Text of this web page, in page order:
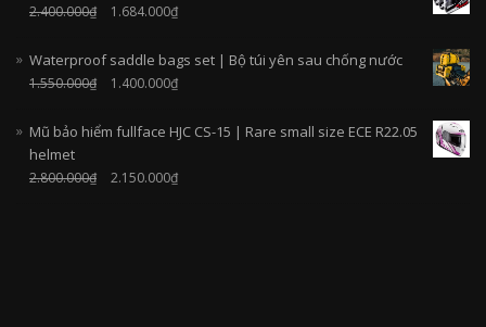
2.400.000₫ 1.684.000₫
Waterproof saddle bags set | Bộ túi yên sau chống nước
1.550.000₫ 1.400.000₫
Mũ bảo hiểm fullface HJC CS-15 | Rare small size ECE R22.05
helmet
2.800.000₫ 2.150.000₫